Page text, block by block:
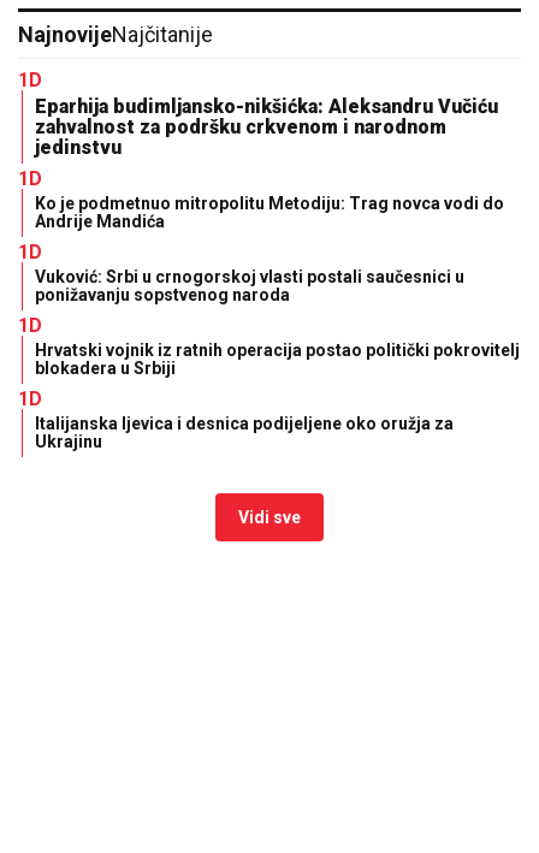
NajnovijeNajčitanije
1D
Eparhija budimljansko-nikšićka: Aleksandru Vučiću
zahvalnost za podršku crkvenom i narodnom
jedinstvu
1D
Ko je podmetnuo mitropolitu Metodiju: Trag novca vodi do
Andrije Mandića
1D
Vuković: Srbi u crnogorskoj vlasti postali saučesnici u
ponižavanju sopstvenog naroda
1D
Hrvatski vojnik iz ratnih operacija postao politički pokrovitelj
blokadera u Srbiji
1D
Italijanska ljevica i desnica podijeljene oko oružja za
Ukrajinu
Vidi sve